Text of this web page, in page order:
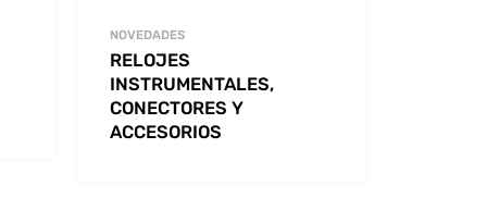
NOVEDADES
RELOJES
INSTRUMENTALES,
CONECTORES Y
ACCESORIOS